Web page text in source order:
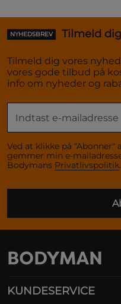
NYHEDSBREV Tilmeld
Tilmeld dig vores
vores gode tilbud på
info om nyheder og
Ved at klikke på "Abonner"
gemmer min e-
Bodymans Privatlivspolitik.
KUNDESERVICE